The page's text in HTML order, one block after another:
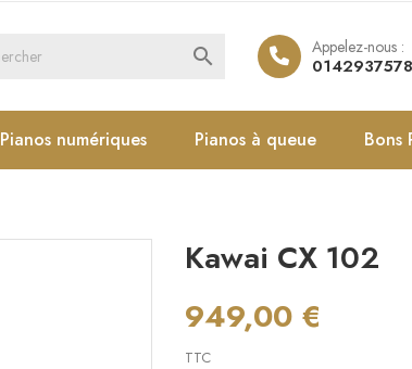
Appelez-nous :
0142937578

Pianos numériques Pianos à queue Bons
Kawai CX 102
949,00 €
TTC